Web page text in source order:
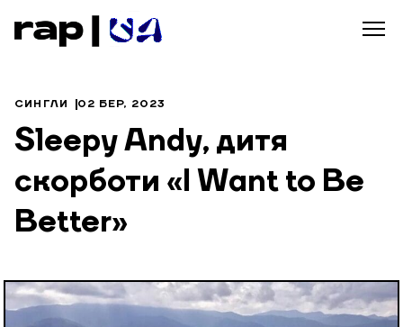
СИНГЛИ 02 БЕР, 2023
Sleepy Andy, дитя
скорботи «I Want to Be
Better»